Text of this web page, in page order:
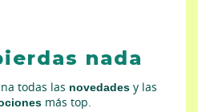
nada
todas las novedades y las
más top.